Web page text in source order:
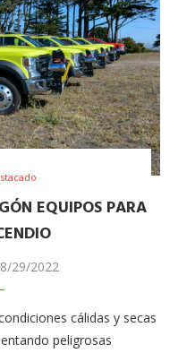
EQUIPOS PARA
29/2022
cálidas y secas
peligrosas